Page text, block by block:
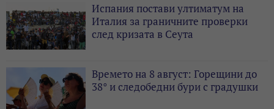
Испания постави ултиматум на
Италия за граничните проверки
след кризата в Сеута
Времето на 8 август: Горещини до
38° и следобедни бури с градушки